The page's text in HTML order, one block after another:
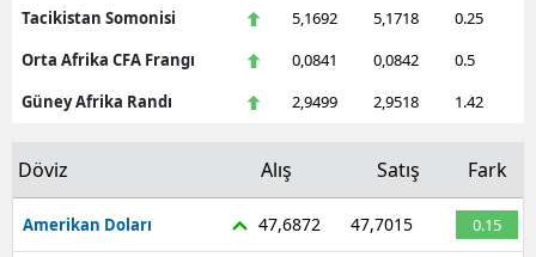
Tacikistan Somonisi
5,1692 5,1718
0.25
Orta Afrika CFA Frangı
0,0841 0,0842
0.5
Güney Afrika Randı
2,9499 2,9518 1.42
Döviz Alış Satış Fark
Amerikan Doları 47,6872 47,7015 0.15